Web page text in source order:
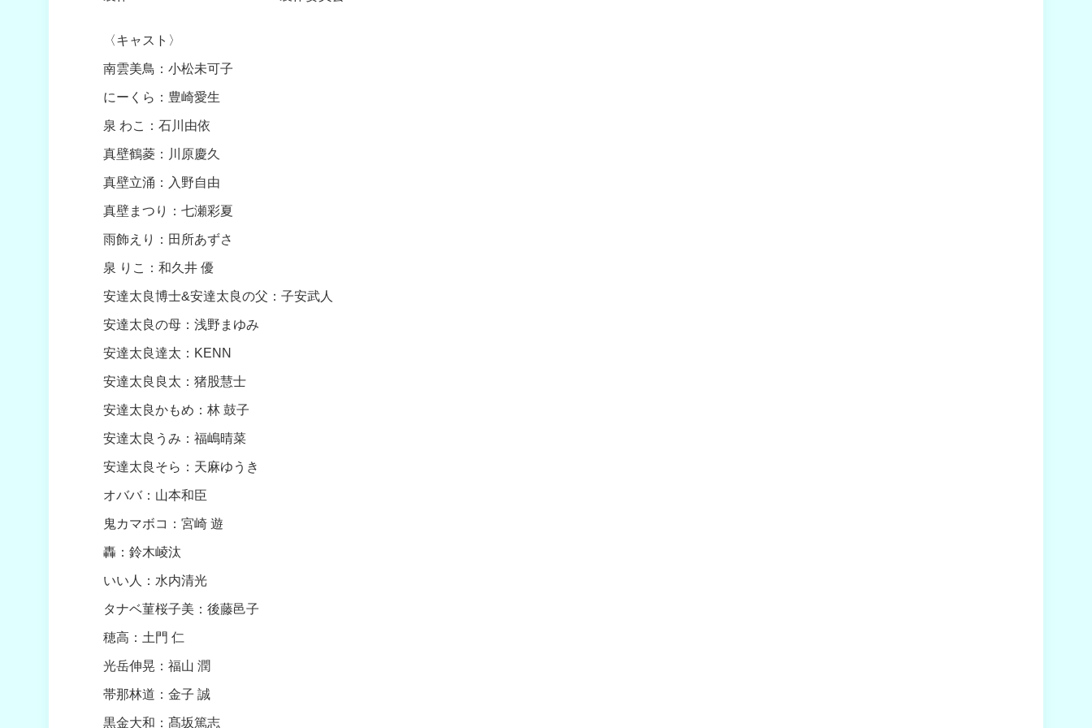
〈キャスト〉
南雲美鳥：小松未可子
にーくら：豊崎愛生
泉 わこ：石川由依
真壁鶴菱：川原慶久
真壁立涌：入野自由
真壁まつり：七瀬彩夏
雨飾えり：田所あずさ
泉 りこ：和久井 優
安達太良博士&安達太良の父：子安武人
安達太良の母：浅野まゆみ
安達太良達太：KENN
安達太良良太：猪股慧士
安達太良かもめ：林 鼓子
安達太良うみ：福嶋晴菜
安達太良そら：天麻ゆうき
オババ：山本和臣
鬼カマボコ：宮崎 遊
轟：鈴木崚汰
いい人：水内清光
タナベ菫桜子美：後藤邑子
穂高：土門 仁
光岳伸晃：福山 潤
帯那林道：金子 誠
黒金大和：髙坂篤志